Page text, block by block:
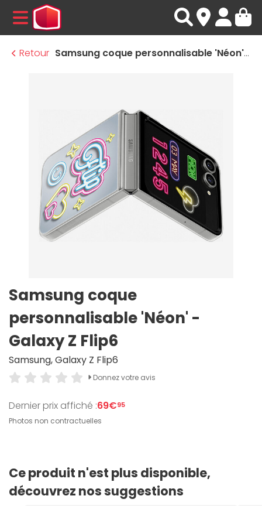
MENU
Retour
Samsung coque personnalisable 'Néon' - Galaxy Z Flip6
Samsung coque
personnalisable 'Néon' -
Galaxy Z Flip6
Samsung, Galaxy Z Flip6
Donnez votre avis
Dernier prix affiché :69€95
Photos non contractuelles
Ce produit n'est plus disponible,
découvrez nos suggestions